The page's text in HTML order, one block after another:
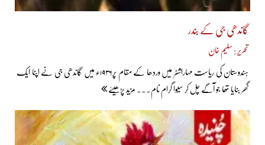
گاندھی جی کے بندر
تحریر : سلیم خان
ہندوستان کی ریاست مہاراشٹر میں وردھا کے مقام پر۱۹۳۶ء میں گاندھی جی نے اپنا ایک
گھر بنایا تھا جو آگے چل کر سیوا گرام نام... مزید پڑھیئے